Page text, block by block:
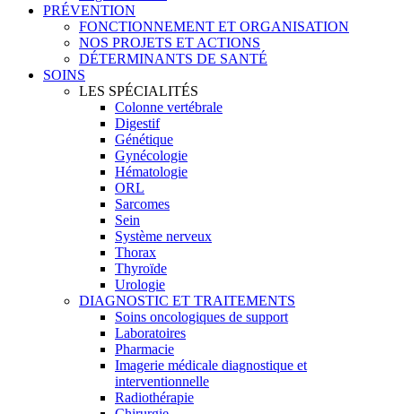
PRÉVENTION
FONCTIONNEMENT ET ORGANISATION
NOS PROJETS ET ACTIONS
DÉTERMINANTS DE SANTÉ
SOINS
LES SPÉCIALITÉS
Colonne vertébrale
Digestif
Génétique
Gynécologie
Hématologie
ORL
Sarcomes
Sein
Système nerveux
Thorax
Thyroïde
Urologie
DIAGNOSTIC ET TRAITEMENTS
Soins oncologiques de support
Laboratoires
Pharmacie
Imagerie médicale diagnostique et
interventionnelle
Radiothérapie